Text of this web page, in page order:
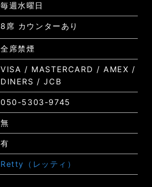
毎週水曜日
8席 カウンターあり
全席禁煙
VISA / MASTERCARD / AMEX /
DINERS / JCB
050-5303-9745
無
有
Retty（レッティ）